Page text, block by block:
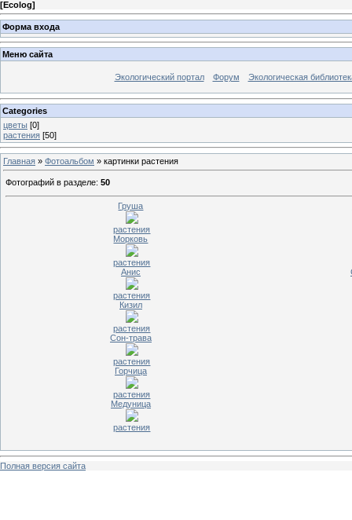
[Ecolog]
Форма входа
Меню сайта
Экологический портал Форум Экологическая
Categories
цветы [0]
растения [50]
Главная » Фотоальбом » картинки растения
Фотографий в разделе: 50
Груша
растения
Морковь
растения
Анис
растения
Кизил
растения
Сон-трава
растения
Горчица
растения
Медуница
растения
Полная версия сайта